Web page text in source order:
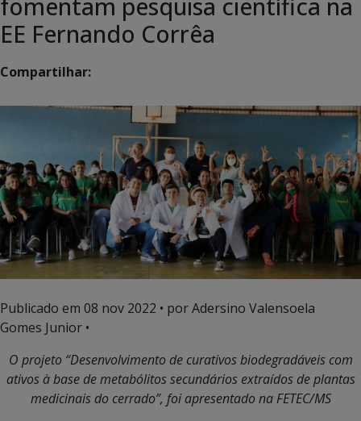
EE Fernando Corrêa
Compartilhar:
Publicado em 08 nov 2022 • por Adersino Valensoela
Gomes Junior •
O projeto “Desenvolvimento de curativos biodegradáveis com
ativos à base de metabólitos secundários extraídos de plantas
medicinais do cerrado”, foi apresentado na FETEC/MS